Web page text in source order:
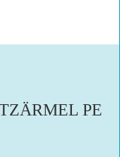
PE